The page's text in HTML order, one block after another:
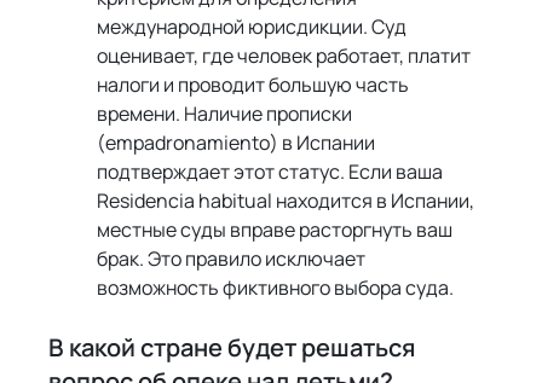
международной юрисдикции. Суд
оценивает, где человек работает, платит
налоги и проводит большую часть
времени. Наличие прописки
(empadronamiento) в Испании
подтверждает этот статус. Если ваша
Residencia habitual находится в Испании,
местные суды вправе расторгнуть ваш
брак. Это правило исключает
возможность фиктивного выбора суда.
В какой стране будет решаться